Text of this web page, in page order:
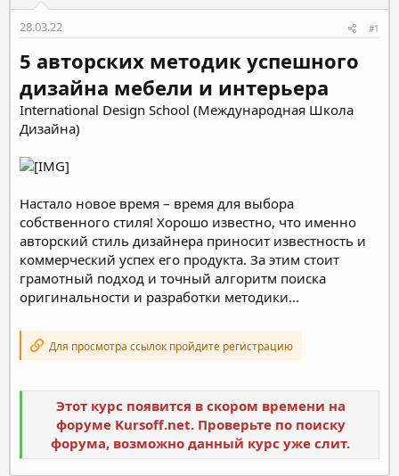
м
а
а
28.03.22 #1
5 авторских методик успешного
дизайна мебели и интерьера
International Design School (Международная Школа
Дизайна)
Настало новое время – время для выбора
собственного стиля! Хорошо известно, что именно
авторский стиль дизайнера приносит известность и
коммерческий успех его продукта. За этим стоит
грамотный подход и точный алгоритм поиска
оригинальности и разработки методики...
Для просмотра ссылок пройдите регистрацию
Этот курс появится в скором времени на
форуме Kursoff.net. Проверьте по поиску
форума, возможно данный курс уже слит.